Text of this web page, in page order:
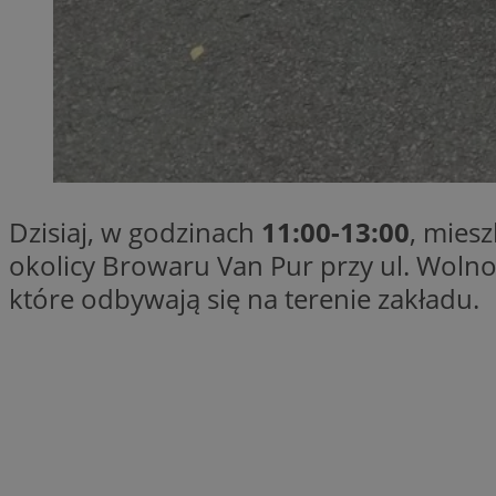
Dzisiaj, w godzinach 11:00-13:00,
okolicy Browaru Van Pur przy ul.
które odbywają się na terenie zakładu.
_clck
__eoi
_clsk
__gads
MUID
ANONCHK
__Secure-YNID